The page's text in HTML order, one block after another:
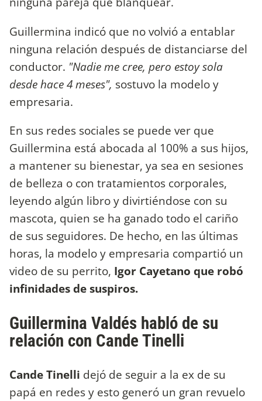
Guillermina indicó que no volvió a entablar
ninguna relación después de distanciarse del
conductor. "Nadie me cree, pero estoy sola
desde hace 4 meses", sostuvo la modelo y
empresaria.
En sus redes sociales se puede ver que
Guillermina está abocada al 100% a sus hijos,
a mantener su bienestar, ya sea en sesiones
de belleza o con tratamientos corporales,
leyendo algún libro y divirtiéndose con su
mascota, quien se ha ganado todo el cariño
de sus seguidores. De hecho, en las últimas
horas, la modelo y empresaria compartió un
video de su perrito, Igor Cayetano que robó
infinidades de suspiros.
Guillermina Valdés habló de su
relación con Cande Tinelli
Cande Tinelli dejó de seguir a la ex de su
papá en redes y esto generó un gran revuelo